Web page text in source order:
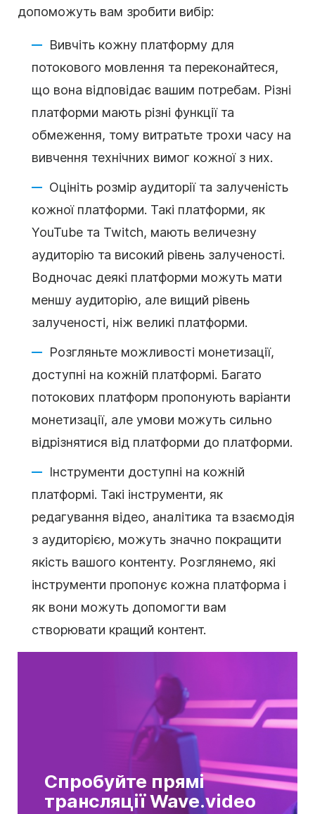
допоможуть вам зробити вибір:
Вивчіть кожну платформу для
потокового мовлення та переконайтеся,
що вона відповідає вашим потребам. Різні
платформи мають різні функції та
обмеження, тому витратьте трохи часу на
вивчення технічних вимог кожної з них.
Оцініть розмір аудиторії та залученість
кожної платформи. Такі платформи, як
YouTube та Twitch, мають величезну
аудиторію та високий рівень залученості.
Водночас деякі платформи можуть мати
меншу аудиторію, але вищий рівень
залученості, ніж великі платформи.
Розгляньте можливості монетизації,
доступні на кожній платформі. Багато
потокових платформ пропонують варіанти
монетизації, але умови можуть сильно
відрізнятися від платформи до платформи.
Інструменти доступні на кожній
платформі. Такі інструменти, як
редагування відео, аналітика та взаємодія
з аудиторією, можуть значно покращити
якість вашого контенту. Розглянемо, які
інструменти пропонує кожна платформа і
як вони можуть допомогти вам
створювати кращий контент.
Спробуйте прямі
трансляції Wave.video